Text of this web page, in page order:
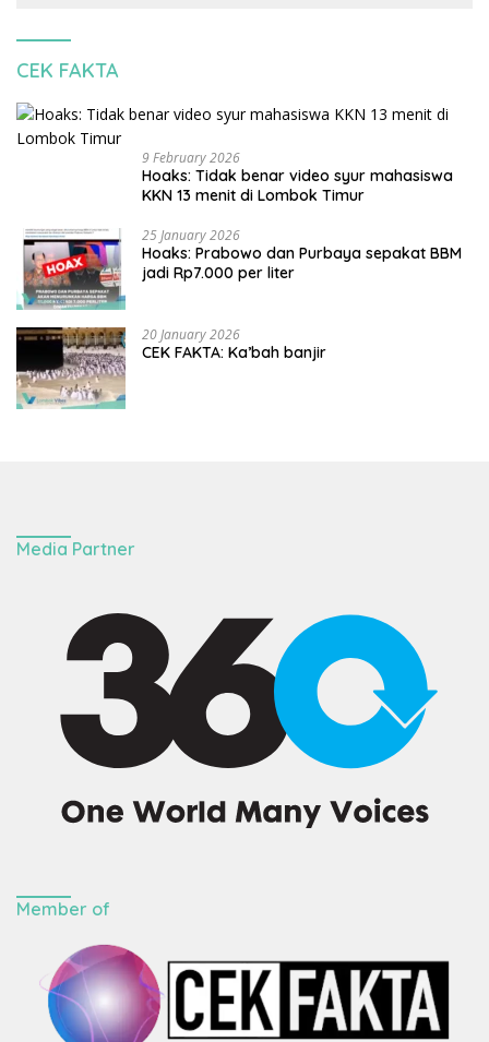
CEK FAKTA
9 February 2026
Hoaks: Tidak benar video syur mahasiswa
KKN 13 menit di Lombok Timur
25 January 2026
Hoaks: Prabowo dan Purbaya sepakat BBM
jadi Rp7.000 per liter
20 January 2026
CEK FAKTA: Ka’bah banjir
Media Partner
Member of